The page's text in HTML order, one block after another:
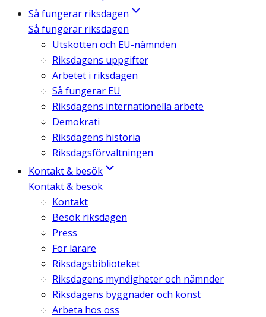
Så fungerar riksdagen
Så fungerar riksdagen
Utskotten och EU-nämnden
Riksdagens uppgifter
Arbetet i riksdagen
Så fungerar EU
Riksdagens internationella arbete
Demokrati
Riksdagens historia
Riksdagsförvaltningen
Kontakt & besök
Kontakt & besök
Kontakt
Besök riksdagen
Press
För lärare
Riksdagsbiblioteket
Riksdagens myndigheter och nämnder
Riksdagens byggnader och konst
Arbeta hos oss